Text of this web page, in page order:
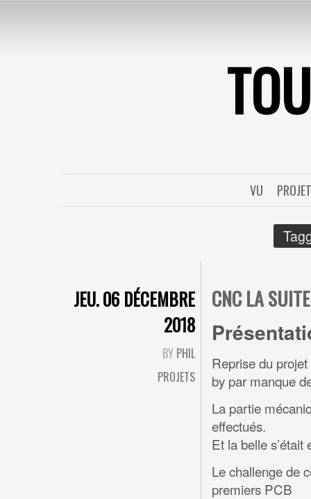
VU
JEU. 06 DÉCEMBRE
2018
BY PHIL
PROJETS
CNC LA SUITE
Reprise du
by par manque
La partie
effectués.
Et la belle
Le challenge de
premiers PCB